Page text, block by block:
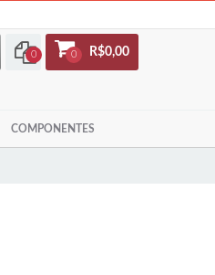
0 R$0,00
0
COMPONENTES